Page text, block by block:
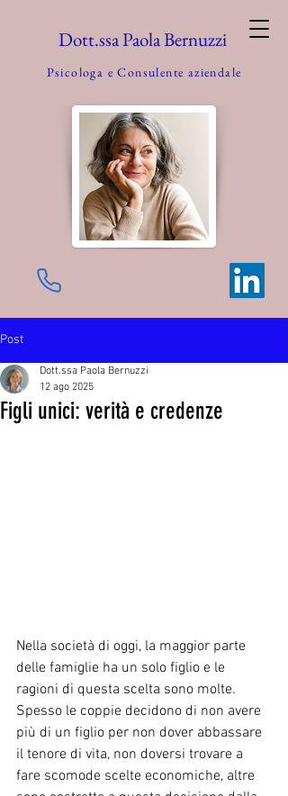
Psicologa eConsulente aziendale
Dott.ssa Paola Bernuzzi
Post
Figli unici: verità e credenze
Dott.ssa Paola Bernuzzi
12 ago 2025
Nella società di oggi, la maggior parte
delle famiglie ha un solo figlio e le
ragioni di questa scelta sono molte.
Spesso le coppie decidono di non avere
più di un figlio per non dover abbassare
il tenore di vita, non doversi trovare a
fare scomode scelte economiche, altre